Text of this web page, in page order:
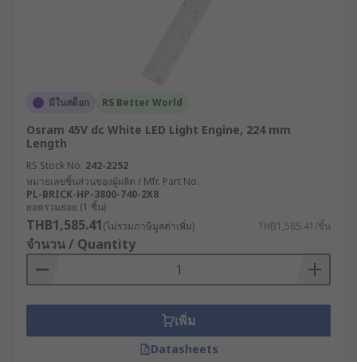
มีในสต็อก RS Better World
Osram 45V dc White LED Light Engine, 224 mm
Length
RS Stock No. 242-2252
หมายเลขชิ้นส่วนของผู้ผลิต / Mfr. Part No.
PL-BRICK-HP-3800-740-2X8
ยอดรวมย่อย (1 ชิ้น)
THB1,585.41(ไม่รวมภาษีมูลค่าเพิ่ม) THB1,585.41/ชิ้น
จำนวน / Quantity
เพิ่ม
Datasheets